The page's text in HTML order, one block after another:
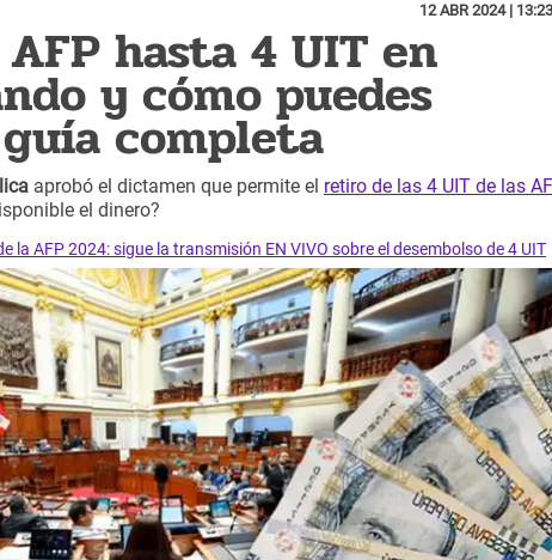
12 ABR 2024 |
hasta 4 UIT en
y cómo puedes
completa
aprobó el dictamen que permite el retiro de las 4 UIT de las
el dinero?
la AFP 2024: sigue la transmisión EN VIVO sobre el desembolso de 4 UIT